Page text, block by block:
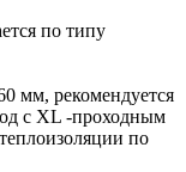
по типу
мм, рекомендуется
с XL -проходным
по